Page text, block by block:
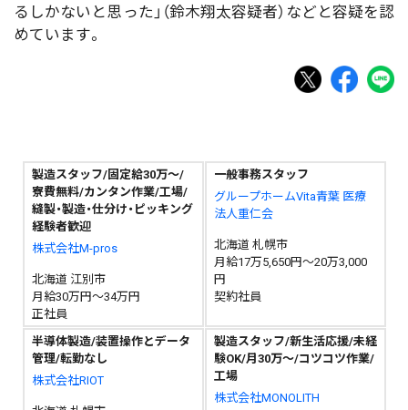
るしかないと思った」（鈴木翔太容疑者）などと容疑を認
めています。
製造スタッフ/固定給30万～/
寮費無料/カンタン作業/工場/
縫製・製造・仕分け・ピッキング
経験者歓迎
株式会社M-pros
北海道 江別市
月給30万円～34万円
正社員
一般事務スタッフ
グループホームVita青葉 医療
法人重仁会
北海道 札幌市
月給17万5,650円～20万3,000
円
契約社員
半導体製造/装置操作とデータ
管理/転勤なし
株式会社RIOT
製造スタッフ/新生活応援/未経
験OK/月30万～/コツコツ作業/
工場
株式会社MONOLITH